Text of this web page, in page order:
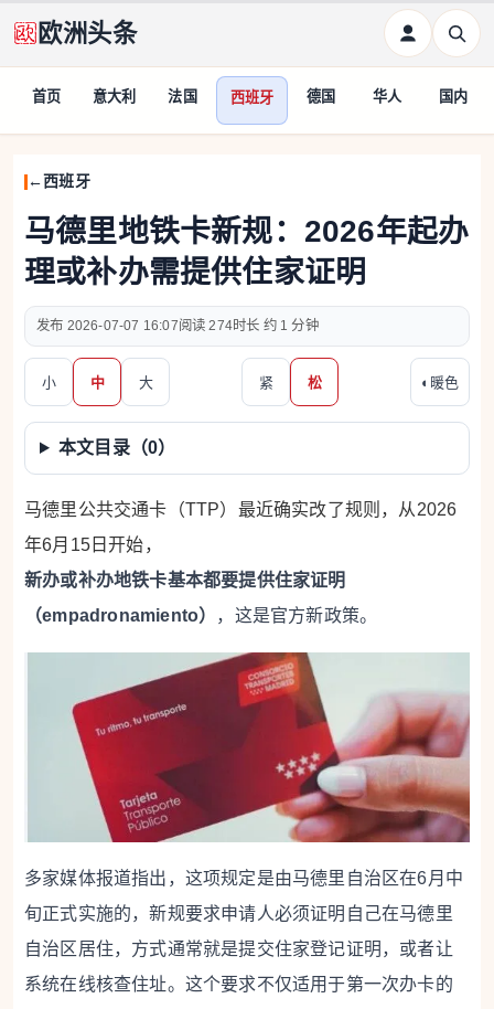
欧洲头条
首页 意大利 法国 西班牙 德国 华人 国内
西班牙
马德里地铁卡新规：2026年起办
理或补办需提供住家证明
2026-07-07 16:07 274 约 1 分钟
小 中 大 紧 松 ◐ 暖色
本文目录（0）
马德里公共交通卡（TTP）最近确实改了规则，从2026
年6月15日开始，
新办或补办地铁卡基本都要提供住家证明
（empadronamiento） ，这是官方新政策。
多家媒体报道指出，这项规定是由马德里自治区在6月中
旬正式实施的，新规要求申请人必须证明自己在马德里
自治区居住，方式通常就是提交住家登记证明，或者让
系统在线核查住址。这个要求不仅适用于第一次办卡的